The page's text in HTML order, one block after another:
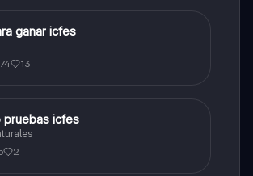
ganar icfes
13
pruebas icfes
2